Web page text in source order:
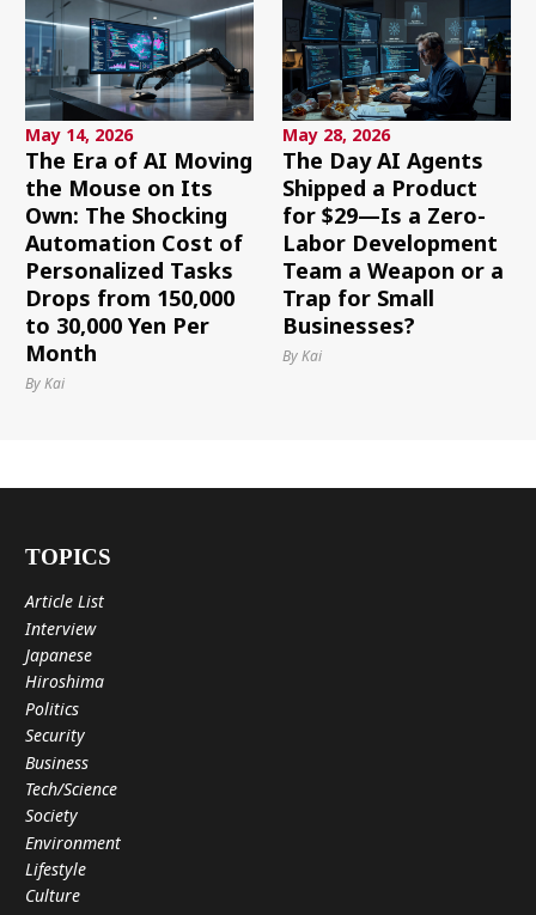
May 14, 2026
The Era of AI Moving
the Mouse on Its
Own: The Shocking
Automation Cost of
Personalized Tasks
Drops from 150,000
to 30,000 Yen Per
Month
By Kai
May 28, 2026
The Day AI Agents
Shipped a Product
for $29—Is a Zero-
Labor Development
Team a Weapon or a
Trap for Small
Businesses?
By Kai
TOPICS
Article List
Interview
Japanese
Hiroshima
Politics
Security
Business
Tech/Science
Society
Environment
Lifestyle
Culture